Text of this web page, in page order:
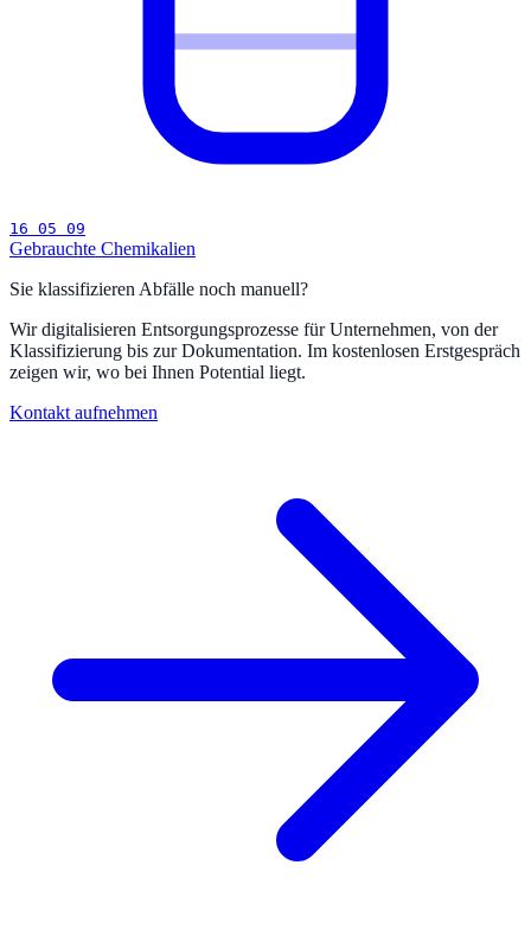
16 05 09
Gebrauchte Chemikalien
Sie klassifizieren Abfälle noch manuell?
Wir digitalisieren Entsorgungsprozesse für Unternehmen, von der
Klassifizierung bis zur Dokumentation. Im kostenlosen Erstgespräch
zeigen wir, wo bei Ihnen Potential liegt.
Kontakt aufnehmen